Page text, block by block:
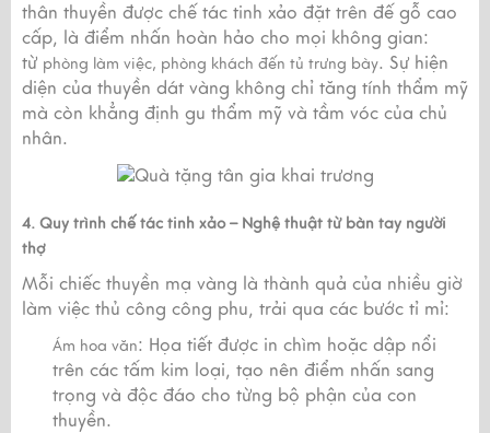
thân thuyền được chế tác tinh xảo đặt trên đế gỗ cao
cấp, là điểm nhấn hoàn hảo cho mọi không gian:
từ phòng làm việc, phòng khách đến tủ trưng bày. Sự hiện
diện của thuyền dát vàng không chỉ tăng tính thẩm mỹ
mà còn khẳng định gu thẩm mỹ và tầm vóc của chủ
nhân.
4. Quy trình chế tác tinh xảo – Nghệ thuật từ bàn tay người
thợ
Mỗi chiếc thuyền mạ vàng là thành quả của nhiều giờ
làm việc thủ công công phu, trải qua các bước tỉ mỉ:
Ám hoa văn: Họa tiết được in chìm hoặc dập nổi
trên các tấm kim loại, tạo nên điểm nhấn sang
trọng và độc đáo cho từng bộ phận của con
thuyền.